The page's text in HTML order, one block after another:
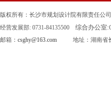
版权所有：长沙市规划设计院有限责任公司
经营发展部: 0731-84135500 综合办公室:
邮箱： csghy@163.com 地址：湖南省长